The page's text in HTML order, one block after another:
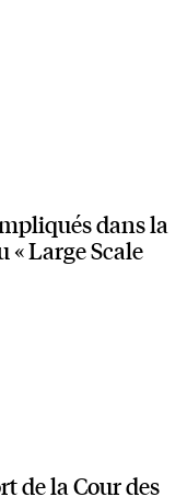
dans la
Large Scale
de la Cour des